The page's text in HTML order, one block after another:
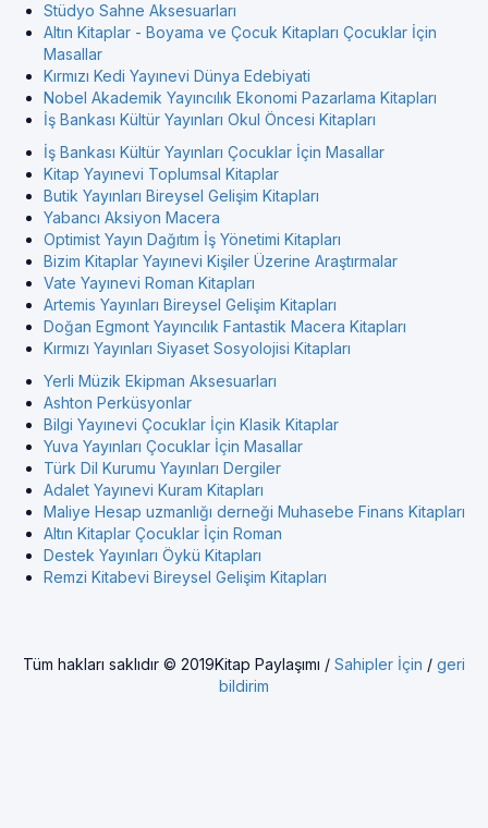
Stüdyo Sahne Aksesuarları
Altın Kitaplar - Boyama ve Çocuk Kitapları Çocuklar İçin
Masallar
Kırmızı Kedi Yayınevi Dünya Edebiyati
Nobel Akademik Yayıncılık Ekonomi Pazarlama Kitapları
İş Bankası Kültür Yayınları Okul Öncesi Kitapları
İş Bankası Kültür Yayınları Çocuklar İçin Masallar
Kitap Yayınevi Toplumsal Kitaplar
Butik Yayınları Bireysel Gelişim Kitapları
Yabancı Aksiyon Macera
Optimist Yayın Dağıtım İş Yönetimi Kitapları
Bizim Kitaplar Yayınevi Kişiler Üzerine Araştırmalar
Vate Yayınevi Roman Kitapları
Artemis Yayınları Bireysel Gelişim Kitapları
Doğan Egmont Yayıncılık Fantastik Macera Kitapları
Kırmızı Yayınları Siyaset Sosyolojisi Kitapları
Yerli Müzik Ekipman Aksesuarları
Ashton Perküsyonlar
Bilgi Yayınevi Çocuklar İçin Klasik Kitaplar
Yuva Yayınları Çocuklar İçin Masallar
Türk Dil Kurumu Yayınları Dergiler
Adalet Yayınevi Kuram Kitapları
Maliye Hesap uzmanlığı derneği Muhasebe Finans Kitapları
Altın Kitaplar Çocuklar İçin Roman
Destek Yayınları Öykü Kitapları
Remzi Kitabevi Bireysel Gelişim Kitapları
Tüm hakları saklıdır © 2019Kitap Paylaşımı / Sahipler İçin / geri
bildirim